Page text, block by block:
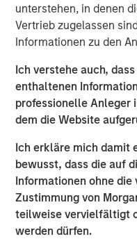
unterstehen, in denen
Vertrieb zugelassen
Informationen zu den
Ich verstehe auch,
enthaltenen
professionelle Anleger
dem die Website
Ich erkläre mich damit
bewusst, dass die auf
Informationen ohne
Zustimmung von
teilweise vervielfältigt
werden dürfen.
Sam Weinstein,
to be aligned with
opportunities to
our impact. We believe
further invest in our
enhancing our strong
About Morgan Stanley
Morgan Stanley
leading global private
with over $16 billion in
Founded in 2006, MSIP
of over 30 investments
infrastructure, energy